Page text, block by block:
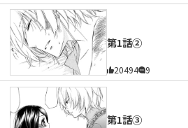
第1話②
20494 9
第1話③